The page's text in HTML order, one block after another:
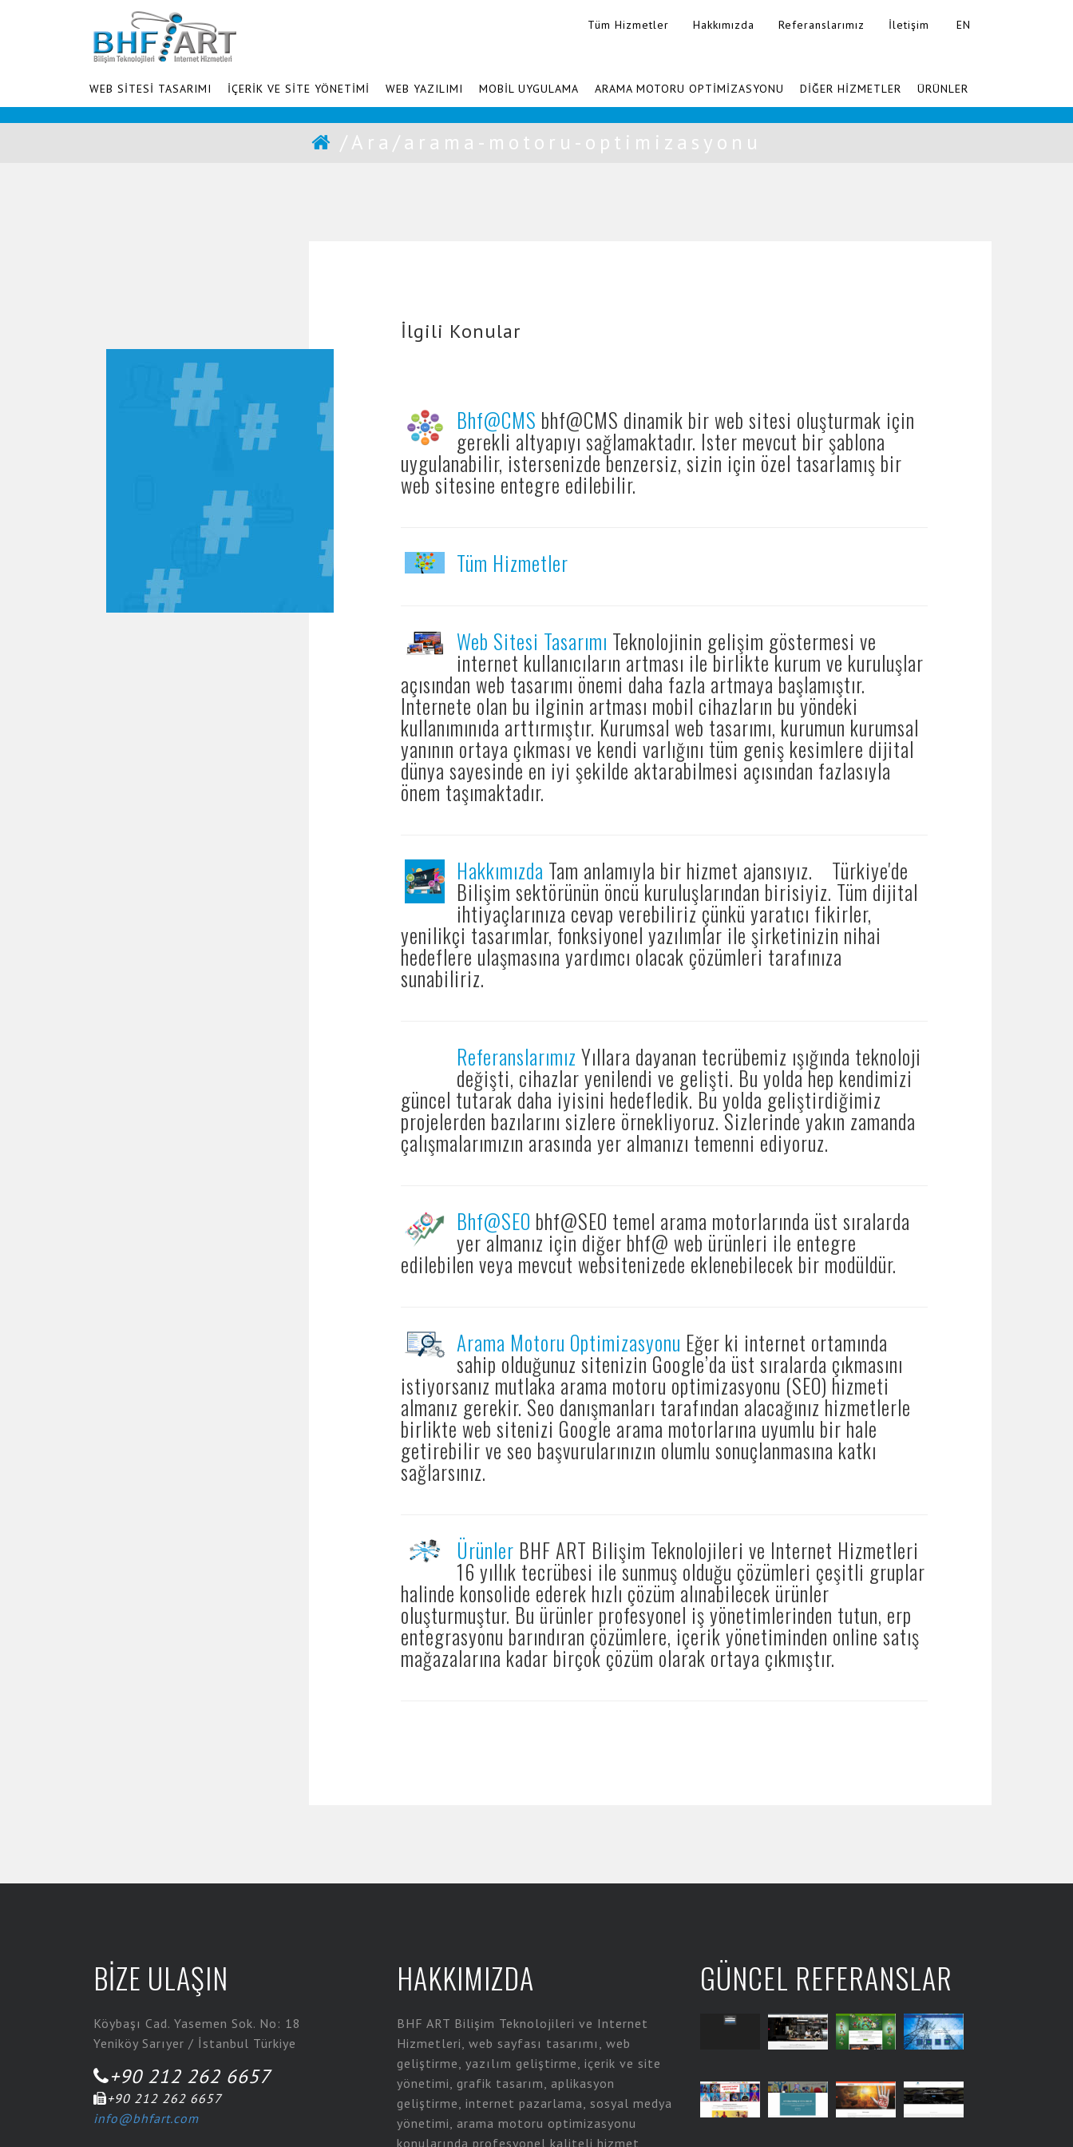
Tüm Hizmetler Hakkımızda Referanslarımız İletişim EN
WEB SİTESİ TASARIMI İÇERİK VE SİTE YÖNETİMİ WEB YAZILIMI MOBİL UYGULAMA ARAMA MOTORU OPTİMİZASYONU DİĞER HİZMETLER ÜRÜNLER
/Ara/arama-motoru-optimizasyonu
İlgili Konular
Bhf@CMS bhf@CMS dinamik bir web sitesi oluşturmak için
gerekli altyapıyı sağlamaktadır. Ister mevcut bir şablona
uygulanabilir, istersenizde benzersiz, sizin için özel tasarlamış bir
web sitesine entegre edilebilir.
Tüm Hizmetler
Web Sitesi Tasarımı Teknolojinin gelişim göstermesi ve
internet kullanıcıların artması ile birlikte kurum ve kuruluşlar
açısından web tasarımı önemi daha fazla artmaya başlamıştır.
Internete olan bu ilginin artması mobil cihazların bu yöndeki
kullanımınıda arttırmıştır. Kurumsal web tasarımı, kurumun kurumsal
yanının ortaya çıkması ve kendi varlığını tüm geniş kesimlere dijital
dünya sayesinde en iyi şekilde aktarabilmesi açısından fazlasıyla
önem taşımaktadır.
Hakkımızda Tam anlamıyla bir hizmet ajansıyız. Türkiye'de
Bilişim sektörünün öncü kuruluşlarından birisiyiz. Tüm dijital
ihtiyaçlarınıza cevap verebiliriz çünkü yaratıcı fikirler,
yenilikçi tasarımlar, fonksiyonel yazılımlar ile şirketinizin nihai
hedeflere ulaşmasına yardımcı olacak çözümleri tarafınıza
sunabiliriz.
Referanslarımız Yıllara dayanan tecrübemiz ışığında teknoloji
değişti, cihazlar yenilendi ve gelişti. Bu yolda hep kendimizi
güncel tutarak daha iyisini hedefledik. Bu yolda geliştirdiğimiz
projelerden bazılarını sizlere örnekliyoruz. Sizlerinde yakın zamanda
çalışmalarımızın arasında yer almanızı temenni ediyoruz.
Bhf@SEO bhf@SEO temel arama motorlarında üst sıralarda
yer almanız için diğer bhf@ web ürünleri ile entegre
edilebilen veya mevcut websitenizede eklenebilecek bir modüldür.
Arama Motoru Optimizasyonu Eğer ki internet ortamında
sahip olduğunuz sitenizin Google’da üst sıralarda çıkmasını
istiyorsanız mutlaka arama motoru optimizasyonu (SEO) hizmeti
almanız gerekir. Seo danışmanları tarafından alacağınız hizmetlerle
birlikte web sitenizi Google arama motorlarına uyumlu bir hale
getirebilir ve seo başvurularınızın olumlu sonuçlanmasına katkı
sağlarsınız.
Ürünler BHF ART Bilişim Teknolojileri ve Internet Hizmetleri
16 yıllık tecrübesi ile sunmuş olduğu çözümleri çeşitli gruplar
halinde konsolide ederek hızlı çözüm alınabilecek ürünler
oluşturmuştur. Bu ürünler profesyonel iş yönetimlerinden tutun, erp
entegrasyonu barındıran çözümlere, içerik yönetiminden online satış
mağazalarına kadar birçok çözüm olarak ortaya çıkmıştır.
BİZE ULAŞIN
Köybaşı Cad. Yasemen Sok. No: 18
Yeniköy Sarıyer / İstanbul Türkiye
+90 212 262 6657
+90 212 262 6657
info@bhfart.com
HAKKIMIZDA
BHF ART Bilişim Teknolojileri ve Internet
Hizmetleri, web sayfası tasarımı, web
geliştirme, yazılım geliştirme, içerik ve site
yönetimi, grafik tasarım, aplikasyon
geliştirme, internet pazarlama, sosyal medya
yönetimi, arama motoru optimizasyonu
konularında profesyonel kaliteli hizmet
GÜNCEL REFERANSLAR